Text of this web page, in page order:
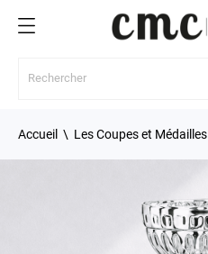
Accueil Les Coupes et Médailles